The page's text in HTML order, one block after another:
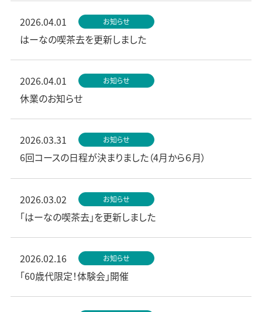
2026.04.01 お知らせ
はーなの喫茶去を更新しました
2026.04.01 お知らせ
休業のお知らせ
2026.03.31 お知らせ
6回コースの日程が決まりました（4月から６月）
2026.03.02 お知らせ
「はーなの喫茶去」を更新しました
2026.02.16 お知らせ
「60歳代限定！体験会」開催